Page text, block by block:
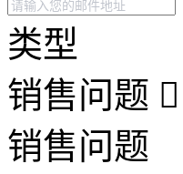
类型
销售问题
销售问题